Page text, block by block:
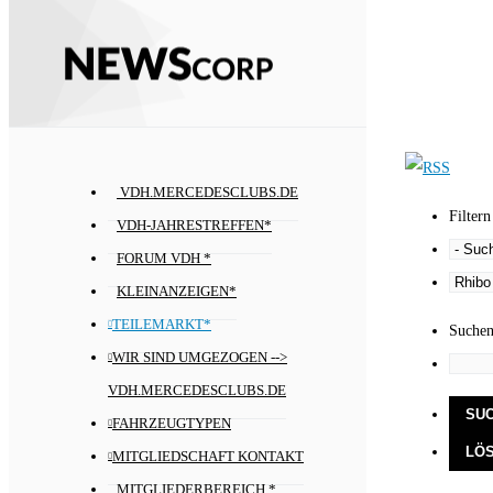
VDH.MERCEDESCLUBS.DE
VDH-JAHRESTREFFEN*
FORUM VDH *
KLEINANZEIGEN*
TEILEMARKT*
WIR SIND UMGEZOGEN -->
VDH.MERCEDESCLUBS.DE
FAHRZEUGTYPEN
MITGLIEDSCHAFT KONTAKT
MITGLIEDERBEREICH *
Filtern
Suchen